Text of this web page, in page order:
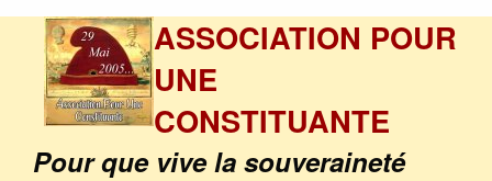
ASSOCIATION POUR
UNE
CONSTITUANTE
Pour que vive la souveraineté